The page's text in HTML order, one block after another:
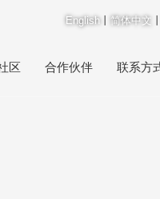
English 简体中文
区 合作伙伴 联系方